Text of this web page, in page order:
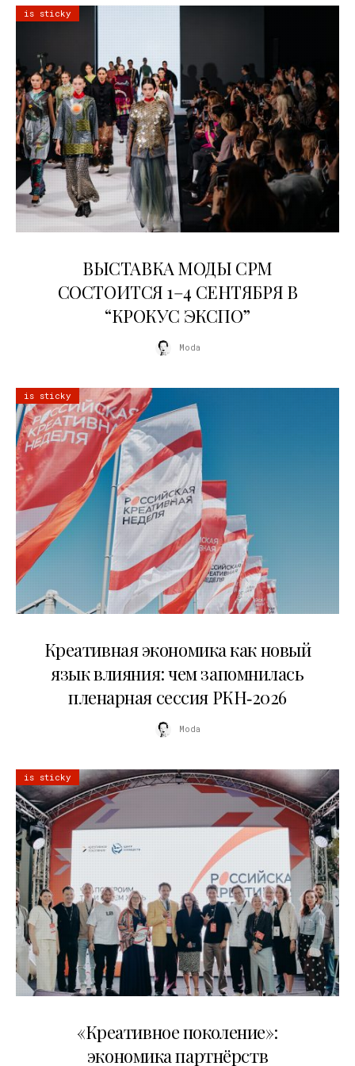
is sticky
ВЫСТАВКА МОДЫ CPM
СОСТОИТСЯ 1–4 СЕНТЯБРЯ В
“КРОКУС ЭКСПО”
Moda
is sticky
Креативная экономика как новый
язык влияния: чем запомнилась
пленарная сессия РКН‑2026
Moda
is sticky
«Креативное поколение»:
экономика партнёрств